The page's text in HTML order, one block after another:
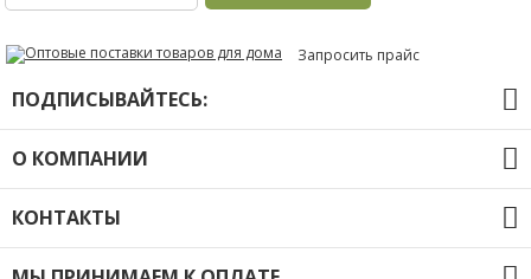
Запросить прайс
ПОДПИСЫВАЙТЕСЬ:
О КОМПАНИИ
О компании
Оплата и доставка
Контакты
Политика конфиденциальности
КОНТАКТЫ
+7 (391) 20-40-803